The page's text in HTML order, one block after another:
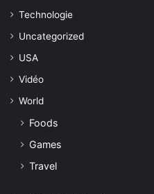
Technologie
Uncategorized
USA
Vidéo
World
Foods
Games
Travel